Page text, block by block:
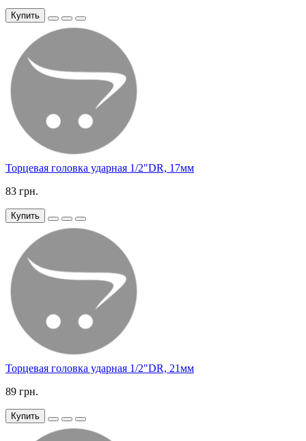
Купить
Торцевая головка ударная 1/2"DR, 17мм
83 грн.
Купить
Торцевая головка ударная 1/2"DR, 21мм
89 грн.
Купить